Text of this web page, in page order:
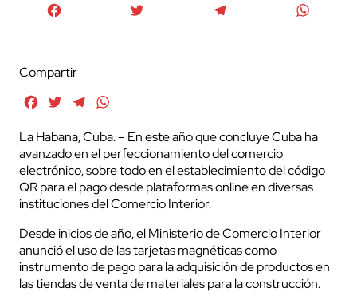
Compartir
FacebookTwitterTelegram
La Habana, Cuba. – En este año que concluye Cuba ha
avanzado en el perfeccionamiento del comercio
electrónico, sobre todo en el establecimiento del código
QR para el pago desde plataformas online en diversas
instituciones del Comercio Interior.
Desde inicios de año, el Ministerio de Comercio Interior
anunció el uso de las tarjetas magnéticas como
instrumento de pago para la adquisición de productos en
las tiendas de venta de materiales para la construcción.